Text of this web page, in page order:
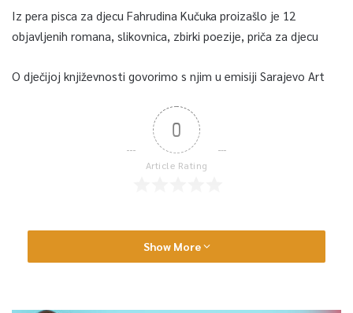
Iz pera pisca za djecu Fahrudina Kučuka proizašlo je 12
objavljenih romana, slikovnica, zbirki poezije, priča za djecu
O dječijoj književnosti govorimo s njim u emisiji Sarajevo Art
0
Article Rating
Show More